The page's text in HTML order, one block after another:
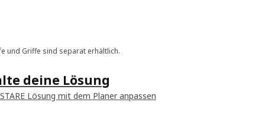
und Griffe sind separat erhältlich.
deine Lösung
Lösung mit dem Planer anpassen